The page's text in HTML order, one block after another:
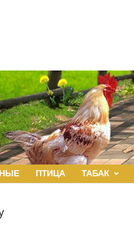
ПТИЦА ТАБАК